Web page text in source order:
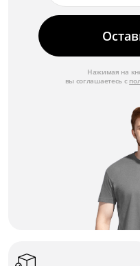
Нажимая на
вы соглашаетесь с